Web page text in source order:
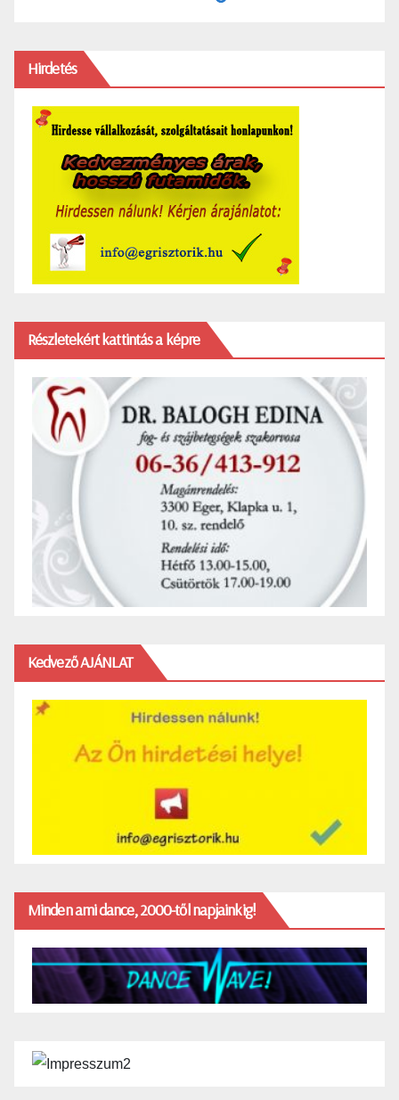
Hirdetés
Részletekért kattintás a képre
Kedvező AJÁNLAT
Minden ami dance, 2000-től napjainkig!